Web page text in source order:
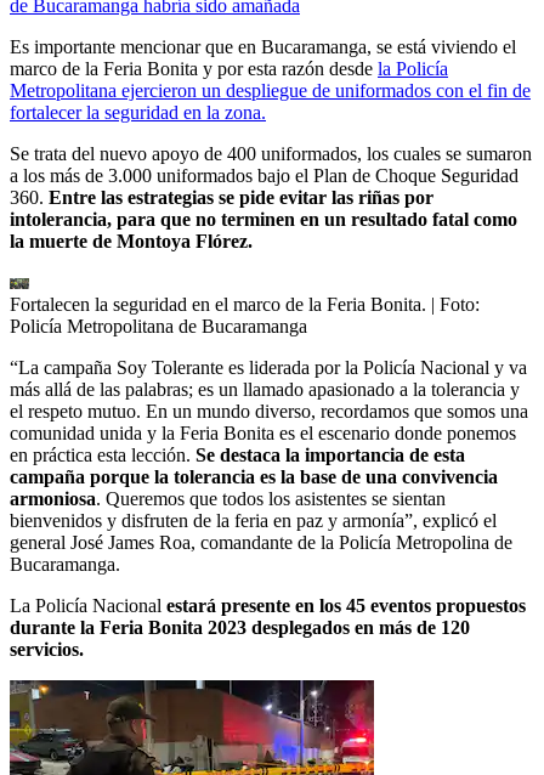
de Bucaramanga habría sido amañada
Es importante mencionar que en Bucaramanga, se está viviendo el
marco de la Feria Bonita y por esta razón desde la Policía
Metropolitana ejercieron un despliegue de uniformados con el fin de
fortalecer la seguridad en la zona.
Se trata del nuevo apoyo de 400 uniformados, los cuales se sumaron
a los más de 3.000 uniformados bajo el Plan de Choque Seguridad
360. Entre las estrategias se pide evitar las riñas por
intolerancia, para que no terminen en un resultado fatal como
la muerte de Montoya Flórez.
Fortalecen la seguridad en el marco de la Feria Bonita. | Foto:
Policía Metropolitana de Bucaramanga
“La campaña Soy Tolerante es liderada por la Policía Nacional y va
más allá de las palabras; es un llamado apasionado a la tolerancia y
el respeto mutuo. En un mundo diverso, recordamos que somos una
comunidad unida y la Feria Bonita es el escenario donde ponemos
en práctica esta lección. Se destaca la importancia de esta
campaña porque la tolerancia es la base de una convivencia
armoniosa. Queremos que todos los asistentes se sientan
bienvenidos y disfruten de la feria en paz y armonía”, explicó el
general José James Roa, comandante de la Policía Metropolina de
Bucaramanga.
La Policía Nacional estará presente en los 45 eventos propuestos
durante la Feria Bonita 2023 desplegados en más de 120
servicios.